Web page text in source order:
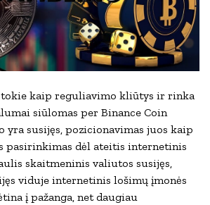
kaip reguliavimo kliūtys ir rinka
siūlomas per Binance Coin
susijęs, pozicionavimas juos kaip
pasirinkimas dėl ateitis internetinis
skaitmeninis valiutos susijęs,
viduje internetinis lošimų įmonės
į pažanga, net daugiau